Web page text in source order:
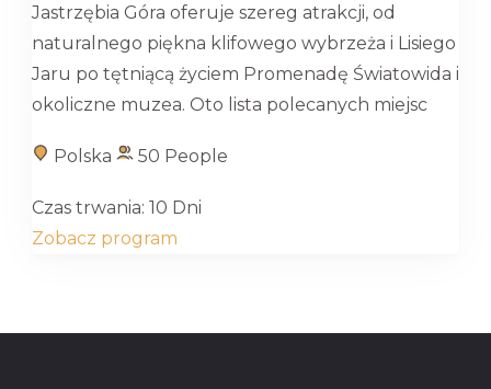
Jastrzębia Góra oferuje szereg atrakcji, od
naturalnego piękna klifowego wybrzeża i Lisiego
Jaru po tętniącą życiem Promenadę Światowida i
okoliczne muzea. Oto lista polecanych miejsc
Polska 50 People
Czas trwania: 10 Dni
Zobacz program